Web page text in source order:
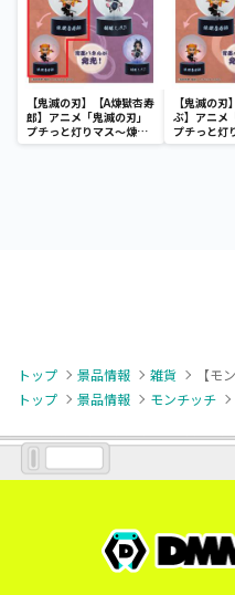
【鬼滅の刃】【A煉獄杏寿
郎】アニメ「鬼滅の刃」
プチっと灯りマス～煉獄
杏寿郎・胡蝶しのぶ～
【鬼滅の
ぶ】アニメ
プチっと灯
杏寿郎・胡
トップ 景品情報 雑貨
トップ
景品情報 モンチッチ